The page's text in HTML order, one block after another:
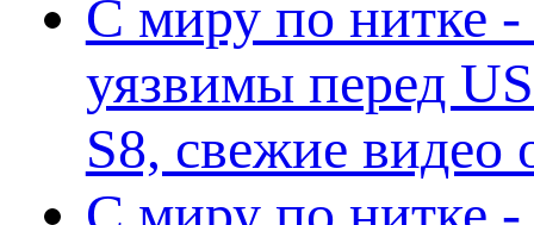
С миру по нитке
уязвимы перед
S8, свежие